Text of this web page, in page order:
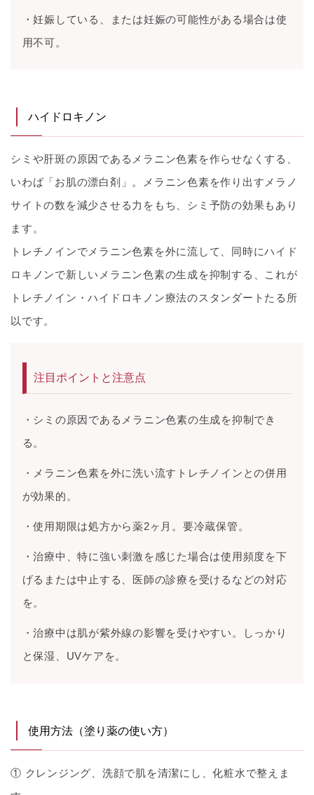
・妊娠している、または妊娠の可能性がある場合は使
用不可。
ハイドロキノン
シミや肝斑の原因であるメラニン色素を作らせなくする、
いわば「お肌の漂白剤」。メラニン色素を作り出すメラノ
サイトの数を減少させる力をもち、シミ予防の効果もあり
ます。
トレチノインでメラニン色素を外に流して、同時にハイド
ロキノンで新しいメラニン色素の生成を抑制する、これが
トレチノイン・ハイドロキノン療法のスタンダートたる所
以です。
注目ポイントと注意点
・シミの原因であるメラニン色素の生成を抑制でき
る。
・メラニン色素を外に洗い流すトレチノインとの併用
が効果的。
・使用期限は処方から薬2ヶ月。要冷蔵保管。
・治療中、特に強い刺激を感じた場合は使用頻度を下
げるまたは中止する、医師の診療を受けるなどの対応
を。
・治療中は肌が紫外線の影響を受けやすい。しっかり
と保湿、UVケアを。
使用方法（塗り薬の使い方）
① クレンジング、洗顔で肌を清潔にし、化粧水で整えま